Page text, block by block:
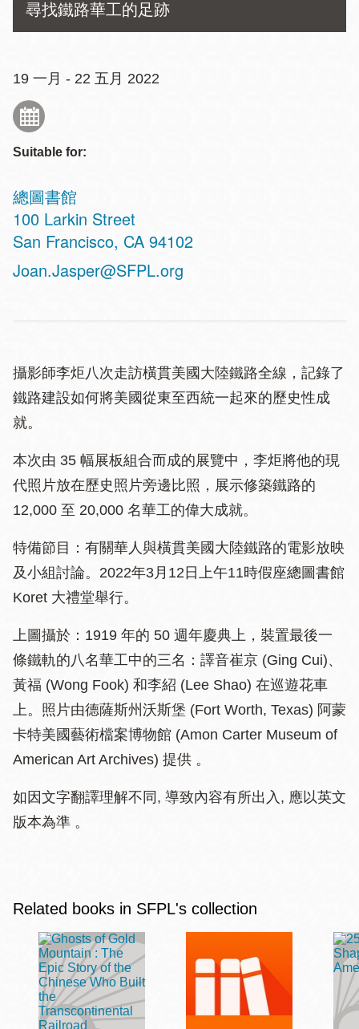
尋找鐵路華工的足跡
19 一月 - 22 五月 2022
Suitable for:
總圖書館
Address
100 Larkin Street
San Francisco, CA 94102
Joan.Jasper@SFPL.org
攝影師李炬八次走訪橫貫美國大陸鐵路全線，記錄了
鐵路建設如何將美國從東至西統一起來的歷史性成
就。
本次由 35 幅展板組合而成的展覽中，李炬將他的現
代照片放在歷史照片旁邊比照，展示修築鐵路的
12,000 至 20,000 名華工的偉大成就。
特備節目：有關華人與橫貫美國大陸鐵路的電影放映
及小組討論。2022年3月12日上午11時假座總圖書館
Koret 大禮堂舉行。
上圖攝於：1919 年的 50 週年慶典上，裝置最後一
條鐵軌的八名華工中的三名：譯音崔京 (Ging Cui)、
黃福 (Wong Fook) 和李紹 (Lee Shao) 在巡遊花車
上。照片由德薩斯州沃斯堡 (Fort Worth, Texas) 阿蒙
卡特美國藝術檔案博物館 (Amon Carter Museum of
American Art Archives) 提供 。
如因文字翻譯理解不同, 導致內容有所出入, 應以英文
版本為準 。
Related books in SFPL's collection